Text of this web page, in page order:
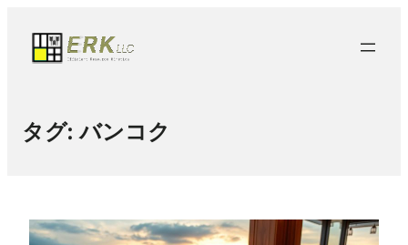
タグ:バンコク